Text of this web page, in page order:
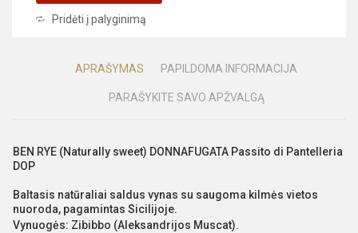
Pridėti į palyginimą
APRAŠYMAS PAPILDOMA INFORMACIJA
PARAŠYKITE SAVO APŽVALGĄ
BEN RYE (Naturally sweet) DONNAFUGATA Passito di Pantelleria
DOP
Baltasis natūraliai saldus vynas su saugoma kilmės vietos
nuoroda, pagamintas Sicilijoje.
Vynuogės: Zibibbo (Aleksandrijos Muscat).